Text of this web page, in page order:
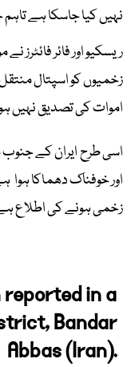
نہیں کیا جاسکا ہے
ریسکیو اور فائر فائٹرز
زخمیوں کو اسپتال منتقل
اموات کی تصدیق نہیں
اسی طرح ایران کے
زخمی ہونے کی اطلاع
in a
Bandar
Abbas (Iran).